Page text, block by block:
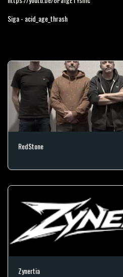
Siga - acid_age_thrash
RedStone
Zynertia